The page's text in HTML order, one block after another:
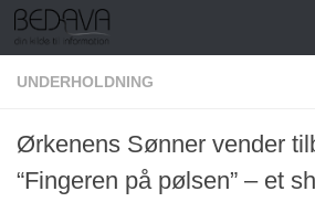
Skip to content
UNDERHOLDNING
Ørkenens Sønner vender
“Fingeren på pølsen” – et